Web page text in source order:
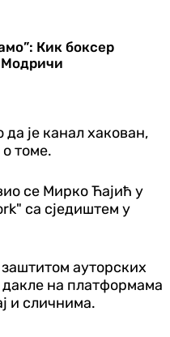
Кик боксер
Модричи
је канал хакован,
томе.
се Мирко Ћајић у
са сједиштем у
ауторских
дакле на платформама
и сличнима.